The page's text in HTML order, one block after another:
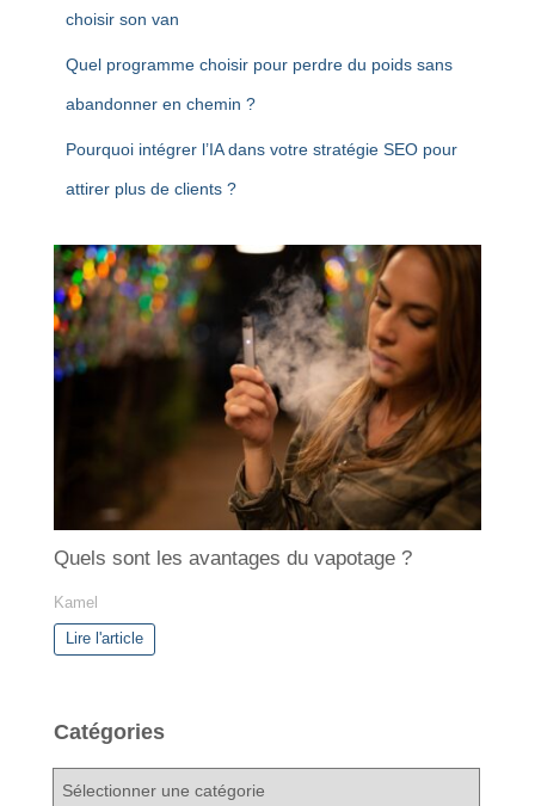
choisir son van
Quel programme choisir pour perdre du poids sans
abandonner en chemin ?
Pourquoi intégrer l’IA dans votre stratégie SEO pour
attirer plus de clients ?
Quels sont les avantages du vapotage ?
Kamel
Lire l'article
Catégories